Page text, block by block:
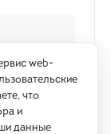
web-
что
и
данные